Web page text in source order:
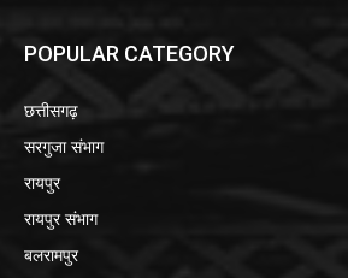
POPULAR CATEGORY
छत्तीसगढ़
सरगुजा संभाग
रायपुर
रायपुर संभाग
बलरामपुर